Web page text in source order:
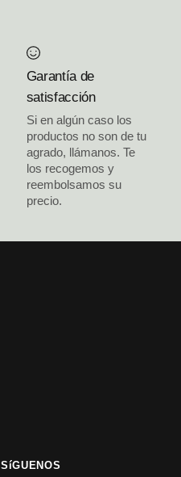
Garantía de
satisfacción
Si en algún caso los
productos no son de tu
agrado, llámanos. Te
los recogemos y
reembolsamos su
precio.
SíGUENOS